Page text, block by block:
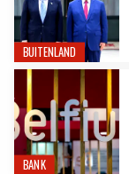
BUITENLAND
BANK